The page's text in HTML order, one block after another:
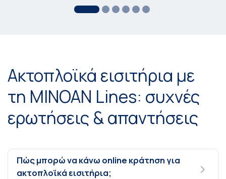
Ακτοπλοϊκά εισιτήρια με
τη MINOAN Lines: συχνές
ερωτήσεις & απαντήσεις
Πώς μπορώ να κάνω online κράτηση για
ακτοπλοϊκά εισιτήρια;